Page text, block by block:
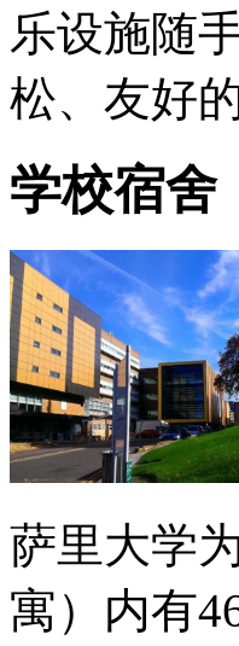
乐设施随
松、友好
学校宿舍
萨里大学
寓）内有